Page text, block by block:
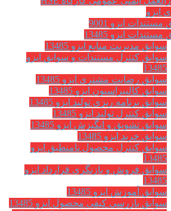
ایزو
ایزو 9001
ایزو 13485
سوابق مدیریت منابع ایزو 13485
سوابق کنترل مستندات و سوابق ایزو
13485
سوابق رضایت مشتری ایزو 13485
سوابق كاليبراسيون ایزو 13485
سوابق برنامه ریزی تولید ایزو 13485
سوابق کنترل تولید ایزو 13485
سوابق تشویق و انگیزش ایزو 13485
سوابق خرید ایزو 13485
سوابق کنترل محصول نامنطبق ایزو
13485
سوابق فروش و بازنگری قرارداد ایزو
13485
سوابق آموزش ایزو 13485
سوابق بازرسی کیفی محصول ایزو 13485